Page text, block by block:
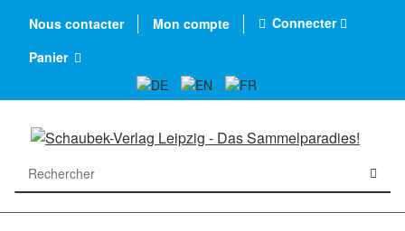
Nous contacter Mon compte
Connecter
Panier